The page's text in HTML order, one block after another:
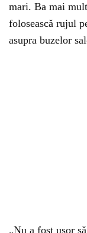
mari. Ba mai
folosească rujul
asupra buzelor
„Nu a fost uşor